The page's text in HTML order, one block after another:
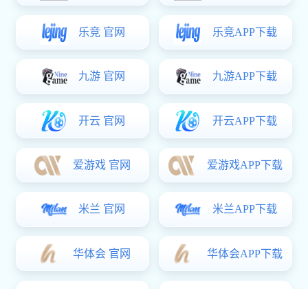
特殊食品制造部部长
国家工程中心研发人员